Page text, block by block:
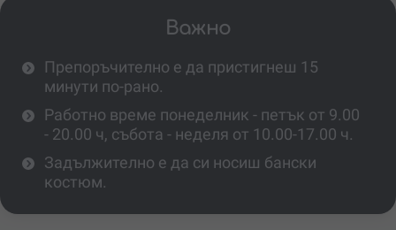
Важно
Препоръчително е да пристигнеш 15
минути по-рано.
Работно време понеделник - петък от 9.00
- 20.00 ч, събота - неделя от 10.00-17.00 ч.
Задължително е да си носиш бански
костюм.